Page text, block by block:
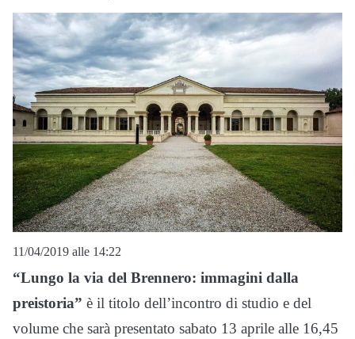
11/04/2019 alle 14:22
“Lungo la via del Brennero: immagini dalla
preistoria” è il titolo dell’incontro di studio e del
volume che sarà presentato sabato 13 aprile alle 16,45